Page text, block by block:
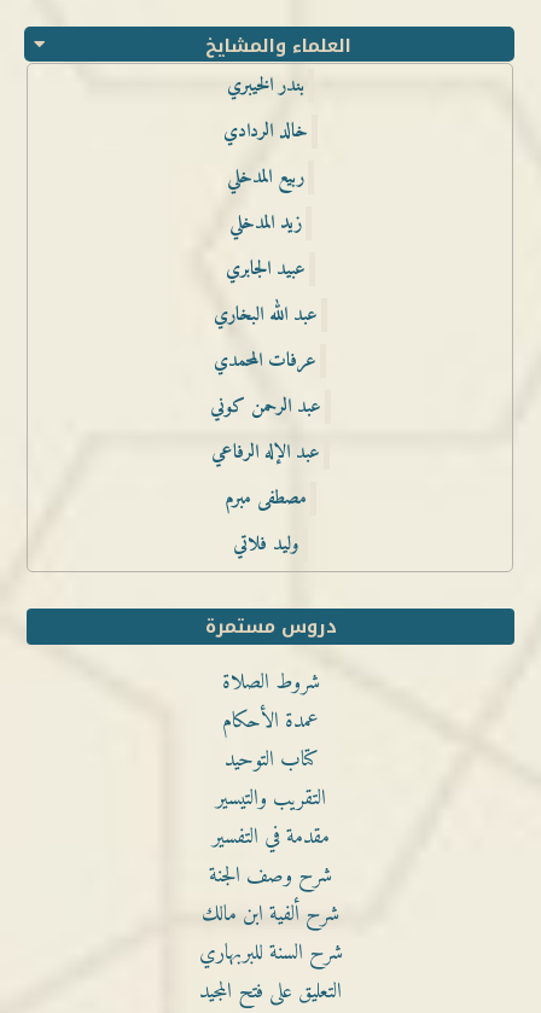
العلماء والمشايخ
بندر الخيبري
خالد الردادي
ربيع المدخلي
زيد المدخلي
عبيد الجابري
عبد الله البخاري
عرفات المحمدي
عبد الرحمن كوني
عبد الإله الرفاعي
مصطفى مبرم
وليد فلاتي
دروس مستمرة
شروط الصلاة
عمدة الأحكام
كتاب التوحيد
التقريب والتيسير
مقدمة في التفسير
شرح وصف الجنة
شرح ألفية ابن مالك
شرح السنة للبربهاري
التعليق على فتح المجيد